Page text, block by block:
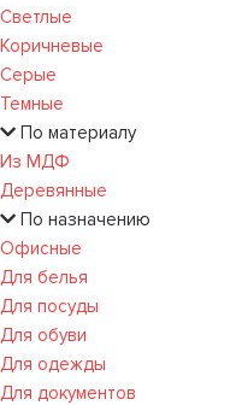
Светлые
Коричневые
Серые
Темные
По материалу
Из МДФ
Деревянные
По назначению
Офисные
Для белья
Для посуды
Для обуви
Для одежды
Для документов